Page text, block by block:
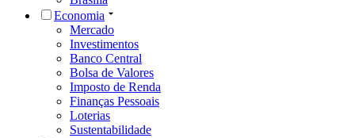
Economia
Mercado
Investimentos
Banco Central
Bolsa de Valores
Imposto de Renda
Finanças Pessoais
Loterias
Sustentabilidade